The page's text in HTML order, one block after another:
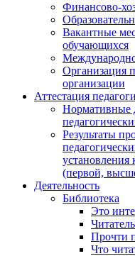
Финансово-
Вакантные
обучающихся
Организация
организации
Аттестация
Нормативные
Результаты
установления
(первой,
Деятельность
Библиотека
Это
Прочти
Что